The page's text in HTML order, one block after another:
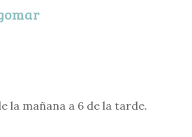
la mañana a 6 de la tarde.